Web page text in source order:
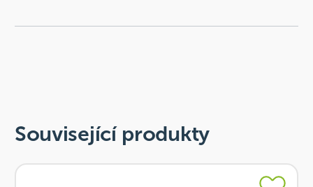
Související produkty